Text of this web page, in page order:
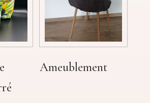
Ameublement